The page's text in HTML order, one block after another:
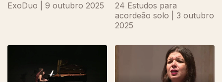
ExoDuo | 9 outubro 2025
24 Estudos para
acordeão solo | 3 outubro
2025